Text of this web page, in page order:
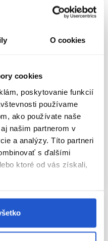
O cookies
cookies
poskytovanie funkcií
používame
ako používate naše
našim partnerom v
a analýzy. Títo partneri
s ďalšími
ktoré od vás získali,
Balance ukľudňujúci šampón na
citlivú pokožku hlavy 1000ml
Wella Professionals
Wella Scalp Balance
26.00 €
19.50 €